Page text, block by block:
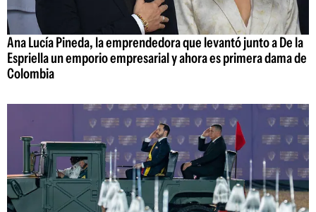
Ana Lucía Pineda, la emprendedora que levantó junto a De la
Espriella un emporio empresarial y ahora es primera dama de
Colombia